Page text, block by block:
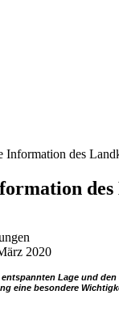
Information des
2020
Lage und
eine besondere